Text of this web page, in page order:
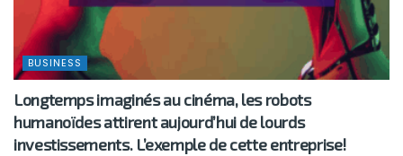
BUSINESS
Longtemps imaginés au cinéma, les robots
humanoïdes attirent aujourd’hui de lourds
investissements. L’exemple de cette entreprise!